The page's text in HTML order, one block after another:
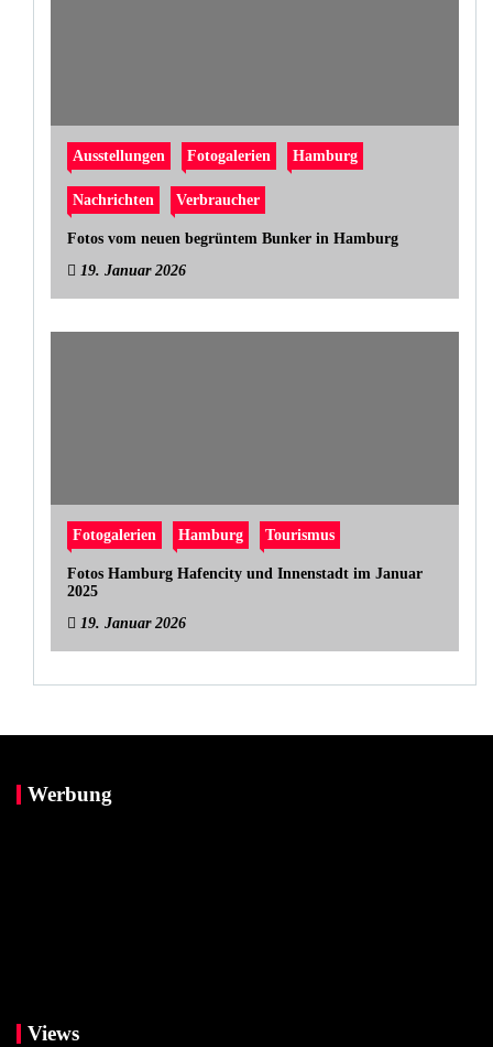
Ausstellungen Fotogalerien Hamburg
Nachrichten Verbraucher
Fotos vom neuen begrüntem Bunker in Hamburg
19. Januar 2026
Fotogalerien Hamburg Tourismus
Fotos Hamburg Hafencity und Innenstadt im Januar
2025
19. Januar 2026
Werbung
Views